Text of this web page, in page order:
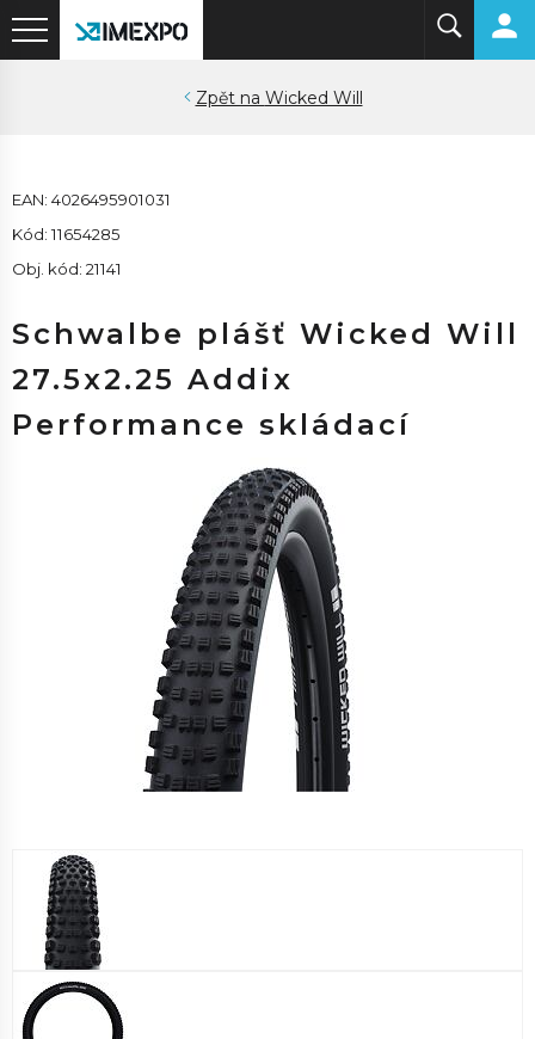
Wicked Will
EAN: 4026495901031
Kód: 11654285
Obj. kód: 21141
Schwalbe plášť Wicked Will
27.5x2.25 Addix
Performance skládací